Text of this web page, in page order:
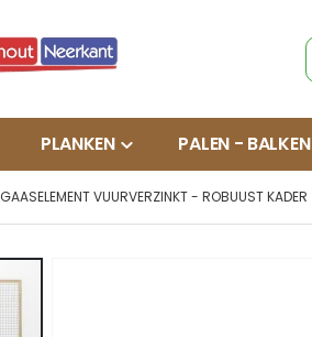
PLANKEN PALEN - BALKEN
GAASELEMENT VUURVERZINKT - ROBUUST KADER